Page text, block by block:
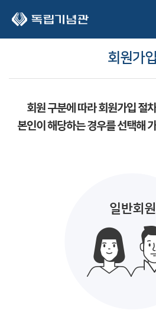
회원가입
회원 구분에 따라 회원가입 절
본인이 해당하는 경우를 선택해